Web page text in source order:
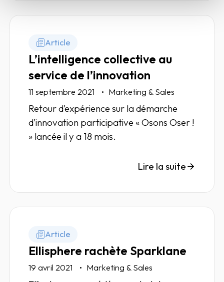
Article
L’intelligence collective au
service de l’innovation
11 septembre 2021 Marketing & Sales
Retour d’expérience sur la démarche
d’innovation participative « Osons Oser !
» lancée il y a 18 mois.
Lire la suite
Article
Ellisphere rachète Sparklane
19 avril 2021 Marketing & Sales